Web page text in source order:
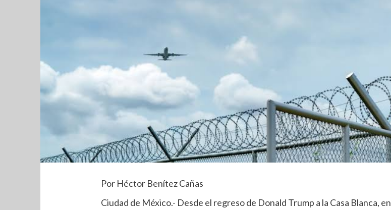
Por Héctor Benítez Cañas
Ciudad de México.- Desde el regreso de Donald Trump a la Casa Blanca, en